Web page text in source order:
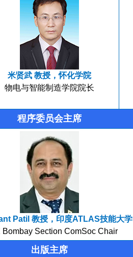
米贤武 教授，怀化学院
物电与智能制造学院院长
程序委员会主席
Patil 教授，印度ATLAS技能大学
Bombay Section ComSoc Chair
出版主席